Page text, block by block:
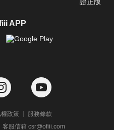
APP
政策
服務條款
客服信箱 csr@ofiii.com